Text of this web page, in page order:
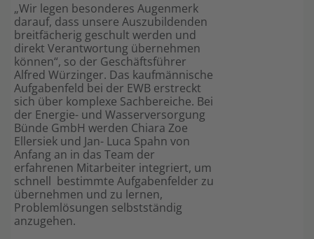
„Wir legen besonderes Augenmerk
darauf, dass unsere Auszubildenden
breitfächerig geschult werden und
direkt Verantwortung übernehmen
können“, so der Geschäftsführer
Alfred Würzinger. Das kaufmännische
Aufgabenfeld bei der EWB erstreckt
sich über komplexe Sachbereiche. Bei
der Energie- und Wasserversorgung
Bünde GmbH werden Chiara Zoe
Ellersiek und Jan- Luca Spahn von
Anfang an in das Team der
erfahrenen Mitarbeiter integriert, um
schnell bestimmte Aufgabenfelder zu
übernehmen und zu lernen,
Problemlösungen selbstständig
anzugehen.